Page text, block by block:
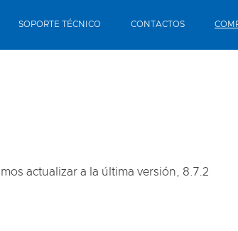
SOPORTE TÉCNICO CONTACTOS
actualizar a la última versión, 8.7.2